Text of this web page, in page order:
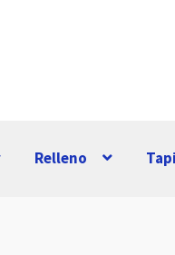
Relleno